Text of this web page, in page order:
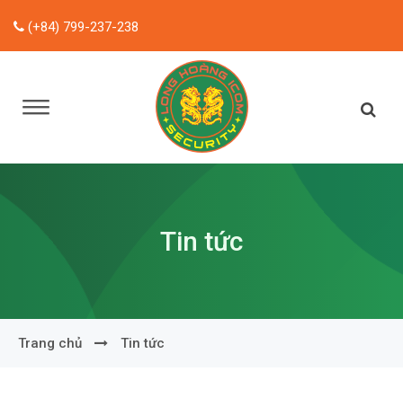
(+84) 799-237-238
Tin tức
Trang chủ Tin tức